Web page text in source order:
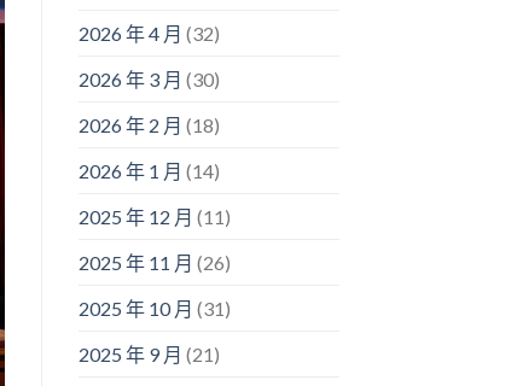
2026 年 4 月 (32)
2026 年 3 月 (30)
2026 年 2 月 (18)
2026 年 1 月 (14)
2025 年 12 月 (11)
2025 年 11 月 (26)
2025 年 10 月 (31)
2025 年 9 月 (21)